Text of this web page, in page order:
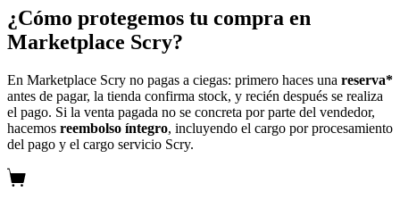
¿Cómo protegemos tu compra en
Marketplace Scry?
En Marketplace Scry no pagas a ciegas: primero haces una reserva*
antes de pagar, la tienda confirma stock, y recién después se realiza
el pago. Si la venta pagada no se concreta por parte del vendedor,
hacemos reembolso íntegro, incluyendo el cargo por procesamiento
del pago y el cargo servicio Scry.